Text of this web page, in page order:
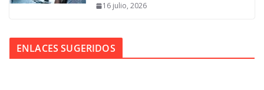
16 julio, 2026
ENLACES SUGERIDOS